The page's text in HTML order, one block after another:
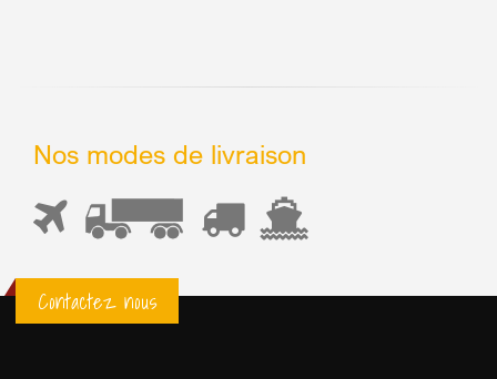
Nos modes de livraison
Contactez nous